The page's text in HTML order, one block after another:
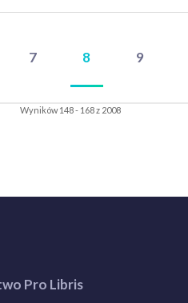
7 8 9
Wyników 148 - 168 z 2008
Pro Libris